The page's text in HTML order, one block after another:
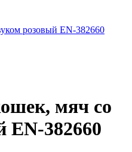
мяч со
EN-382660